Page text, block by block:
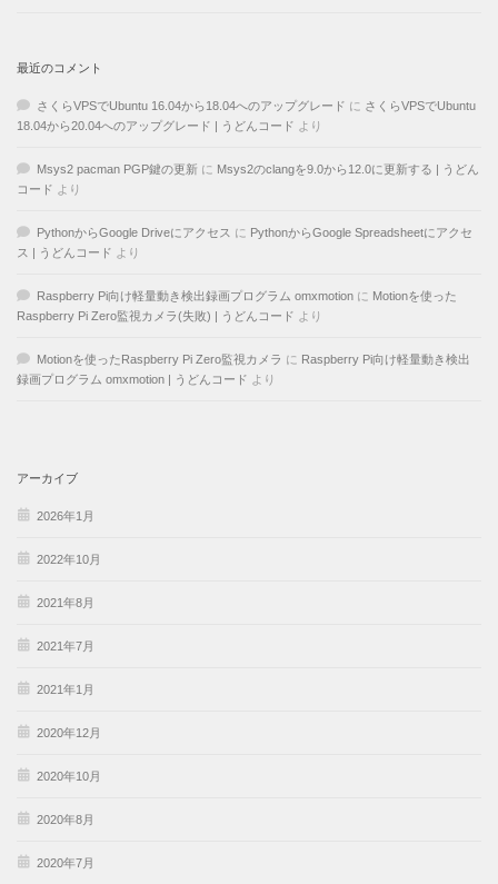
最近のコメント
さくらVPSでUbuntu 16.04から18.04へのアップグレード に さくらVPSでUbuntu
18.04から20.04へのアップグレード | うどんコード より
Msys2 pacman PGP鍵の更新 に Msys2のclangを9.0から12.0に更新する | うどん
コード より
PythonからGoogle Driveにアクセス に PythonからGoogle Spreadsheetにアクセ
ス | うどんコード より
Raspberry Pi向け軽量動き検出録画プログラム omxmotion に Motionを使った
Raspberry Pi Zero監視カメラ(失敗) | うどんコード より
Motionを使ったRaspberry Pi Zero監視カメラ に Raspberry Pi向け軽量動き検出
録画プログラム omxmotion | うどんコード より
アーカイブ
2026年1月
2022年10月
2021年8月
2021年7月
2021年1月
2020年12月
2020年10月
2020年8月
2020年7月